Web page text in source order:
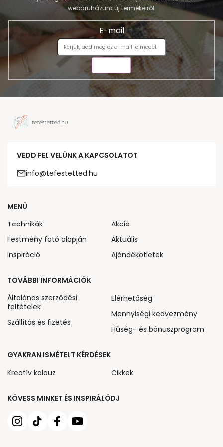
webáruházunk új termékeiről.
E-mail
VEDD FEL VELÜNK A KAPCSOLATOT
info@tefestetted.hu
KÖVESS MINKET ÉS INSPIRÁLÓDJ
MENÜ
Technikák
Festmény fotó alapján
Inspiráció
Akcio
Aktuális
Ajándékötletek
TOVÁBBI INFORMÁCIÓK
Általános szerződési
feltételek
Szállítás és fizetés
Elérhetőség
Mennyiségi kedvezmény
Hűség- és bónuszprogram
GYAKRAN ISMÉTELT KÉRDÉSEK
Kreatív kalauz
Cikkek